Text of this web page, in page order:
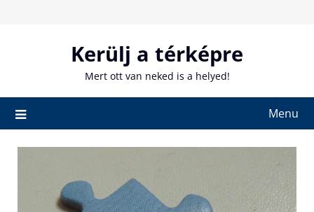
Kerülj a térképre
Mert ott van neked is a helyed!
Menu